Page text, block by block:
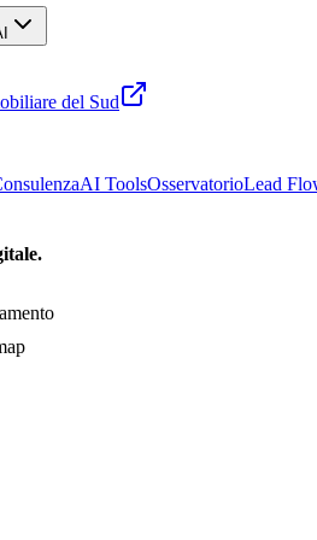
del Sud
AI ToolsOsservatorioLead